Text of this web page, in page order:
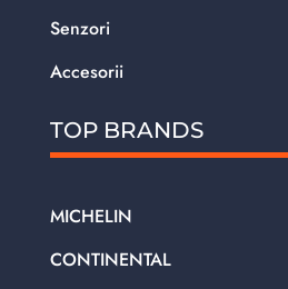
Senzori
Accesorii
TOP BRANDS
MICHELIN
CONTINENTAL